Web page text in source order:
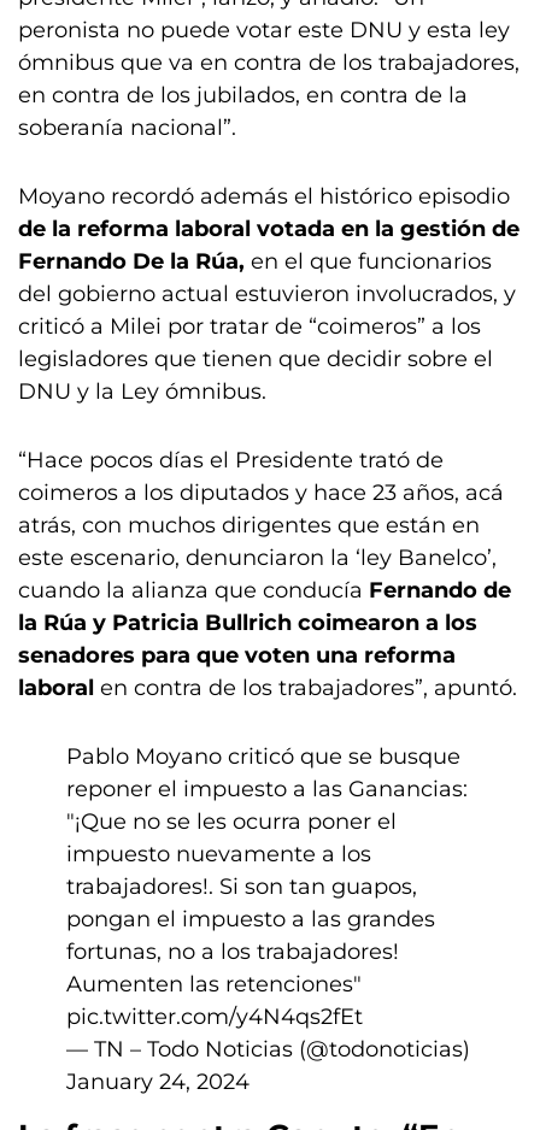
peronista no puede votar este DNU y esta ley
ómnibus que va en contra de los trabajadores,
en contra de los jubilados, en contra de la
soberanía nacional”.
Moyano recordó además el histórico episodio
de la reforma laboral votada en la gestión de
Fernando De la Rúa, en el que funcionarios
del gobierno actual estuvieron involucrados, y
criticó a Milei por tratar de “coimeros” a los
legisladores que tienen que decidir sobre el
DNU y la Ley ómnibus.
“Hace pocos días el Presidente trató de
coimeros a los diputados y hace 23 años, acá
atrás, con muchos dirigentes que están en
este escenario, denunciaron la ‘ley Banelco’,
cuando la alianza que conducía Fernando de
la Rúa y Patricia Bullrich coimearon a los
senadores para que voten una reforma
laboral en contra de los trabajadores”, apuntó.
Pablo Moyano criticó que se busque
reponer el impuesto a las Ganancias:
"¡Que no se les ocurra poner el
impuesto nuevamente a los
trabajadores!. Si son tan guapos,
pongan el impuesto a las grandes
fortunas, no a los trabajadores!
Aumenten las retenciones"
pic.twitter.com/y4N4qs2fEt
— TN – Todo Noticias (@todonoticias)
January 24, 2024